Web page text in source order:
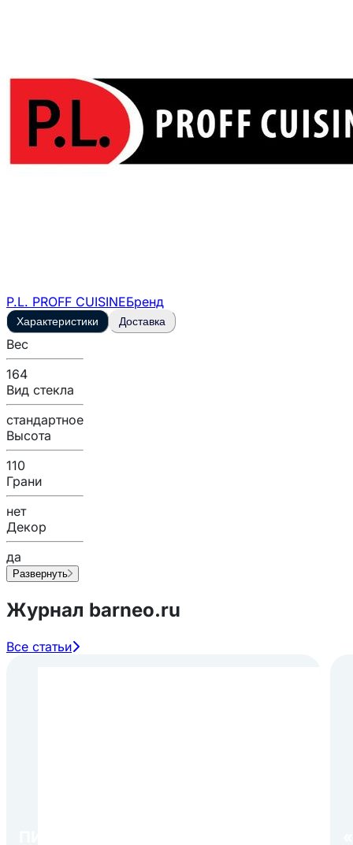
P.L. PROFF CUISINEБренд
Характеристики Доставка
Вес
164
Вид стекла
стандартное
Высота
110
Грани
нет
Декор
да
Развернуть
Журнал barneo.ru
Все статьи